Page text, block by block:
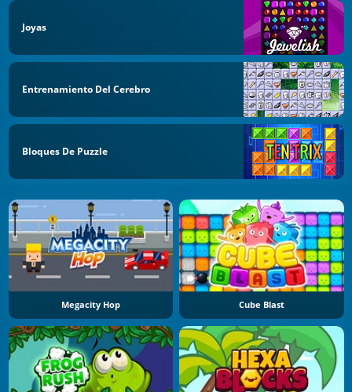
Joyas
Entrenamiento Del Cerebro
Bloques De Puzzle
Megacity Hop Cube Blast